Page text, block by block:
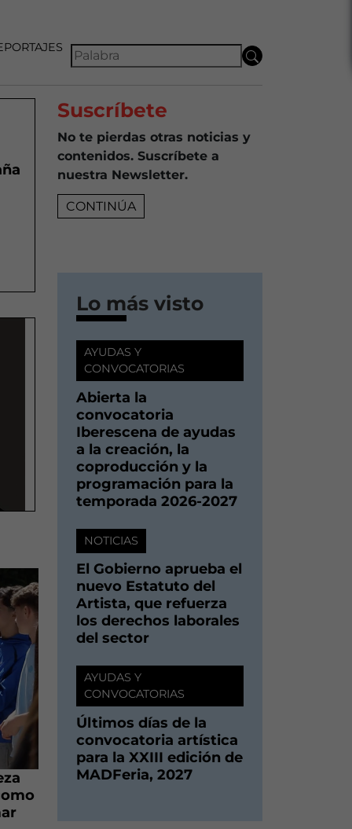
Suscríbete
No te pierdas otras noticias y
contenidos. Suscríbete a
nuestra Newsletter.
CONTINÚA
Lo más visto
AYUDAS Y
CONVOCATORIAS
Abierta la
convocatoria
Iberescena de ayudas
a la creación, la
coproducción y la
programación para la
temporada 2026-2027
NOTICIAS
El Gobierno aprueba el
nuevo Estatuto del
Artista, que refuerza
los derechos laborales
del sector
AYUDAS Y
CONVOCATORIAS
Últimos días de la
convocatoria artística
para la XXIII edición de
MADFeria, 2027